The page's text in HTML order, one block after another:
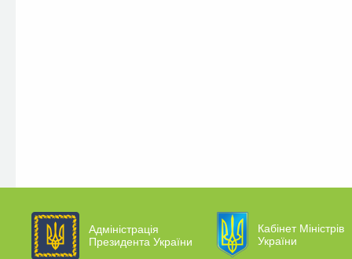
Адміністрація
Президента України
Кабінет Міністрів
України